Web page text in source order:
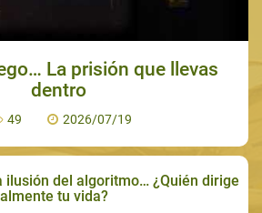
La prisión que llevas
dentro
49 2026/07/19
ilusión del algoritmo… ¿Quién dirige
tu vida?